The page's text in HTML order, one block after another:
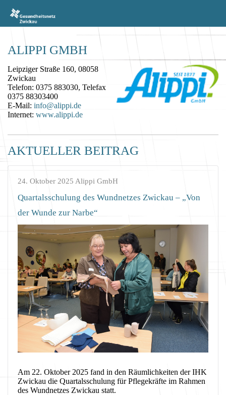
ALIPPI GMBH
Leipziger Straße 160, 08058
Zwickau
Telefon: 0375 883030, Telefax
0375 88303400
E-Mail: info@alippi.de
Internet: www.alippi.de
AKTUELLER BEITRAG
24. Oktober 2025 Alippi GmbH
Quartalsschulung des Wundnetzes Zwickau – „Von
der Wunde zur Narbe“
Am 22. Oktober 2025 fand in den Räumlichkeiten der IHK
Zwickau die Quartalsschulung für Pflegekräfte im Rahmen
des Wundnetzes Zwickau statt.